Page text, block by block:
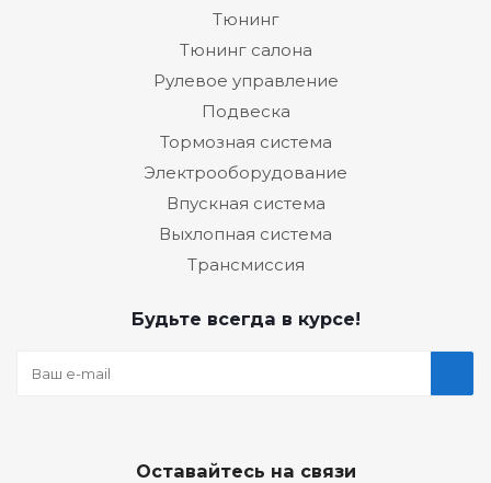
Тюнинг
Тюнинг салона
Рулевое управление
Подвеска
Тормозная система
Электрооборудование
Впускная система
Выхлопная система
Трансмиссия
Будьте всегда в курсе!
Оставайтесь на связи